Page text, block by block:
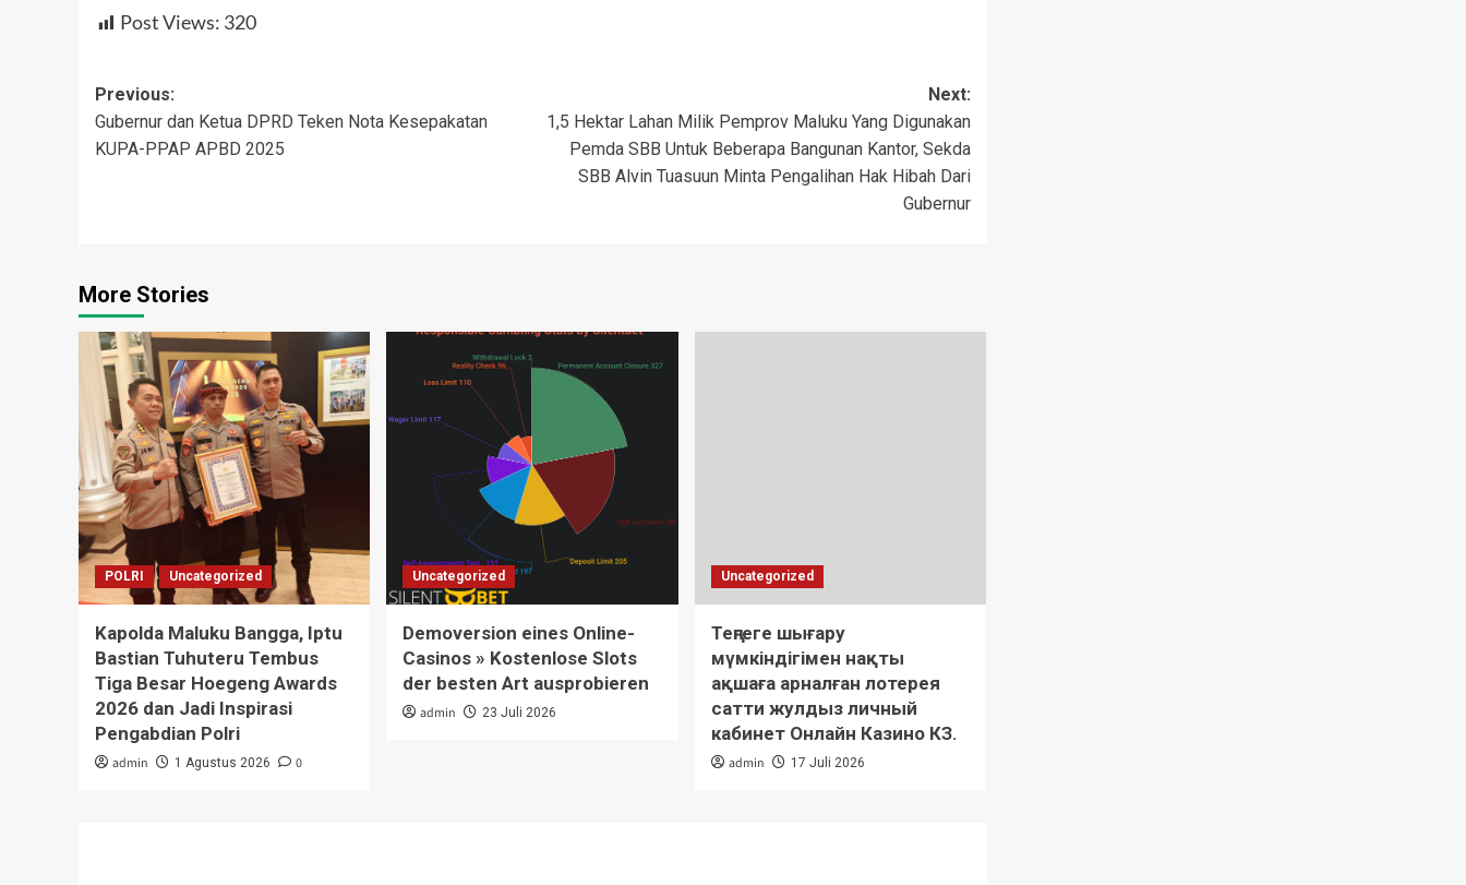
Post Views: 320
Post
navigation
Previous:
Gubernur dan Ketua DPRD Teken Nota Kesepakatan
KUPA-PPAP APBD 2025
Next:
1,5 Hektar Lahan Milik Pemprov Maluku Yang Digunakan
Pemda SBB Untuk Beberapa Bangunan Kantor, Sekda
SBB Alvin Tuasuun Minta Pengalihan Hak Hibah Dari
Gubernur
More Stories
POLRI Uncategorized
Kapolda Maluku Bangga, Iptu
Bastian Tuhuteru Tembus
Tiga Besar Hoegeng Awards
2026 dan Jadi Inspirasi
Pengabdian Polri
admin 1 Agustus 2026 0
Uncategorized
Demoversion eines Online-
Casinos » Kostenlose Slots
der besten Art ausprobieren
admin 23 Juli 2026
Uncategorized
Теңгеге шығару
мүмкіндігімен нақты
ақшаға арналған лотерея
сатти жулдыз личный
кабинет Онлайн Казино КЗ.
admin 17 Juli 2026